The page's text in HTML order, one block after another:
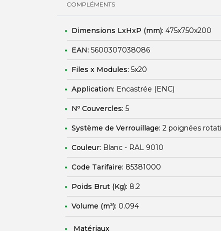
COMPLÉMENTS
Dimensions LxHxP (mm): 475x750x200
EAN: 5600307038086
Files x Modules: 5x20
Application: Encastrée (ENC)
Nº Couvercles: 5
Système de Verrouillage: 2 poignées
Couleur: Blanc - RAL 9010
Code Tarifaire: 85381000
Poids Brut (Kg): 8.2
Volume (m³): 0.094
Matériaux